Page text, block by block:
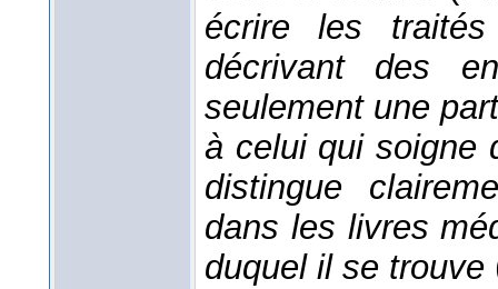
écrire les
décrivant des
seulement une
à celui qui soigne
distingue
dans les livres
duquel il se trouve